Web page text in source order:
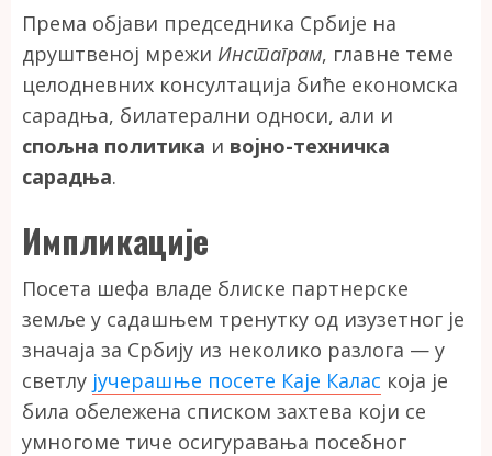
Према објави председника Србије на
друштвеној мрежи Инстаграм, главне теме
целодневних консултација биће економска
сарадња, билатерални односи, али и
спољна политика и војно-техничка
сарадња.
Импликације
Посета шефа владе блиске партнерске
земље у садашњем тренутку од изузетног је
значаја за Србију из неколико разлога — у
светлу јучерашње посете Каје Калас која је
била обележена списком захтева који се
умногоме тиче осигуравања посебног